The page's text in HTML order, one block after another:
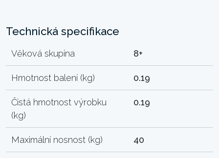
Technická specifikace
Věková skupina 8+
Hmotnost balení (kg) 0.19
Čistá hmotnost výrobku
(kg)
0.19
Maximální nosnost (kg) 40